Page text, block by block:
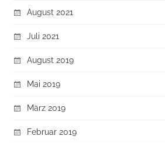
August 2021
Juli 2021
August 2019
Mai 2019
März 2019
Februar 2019